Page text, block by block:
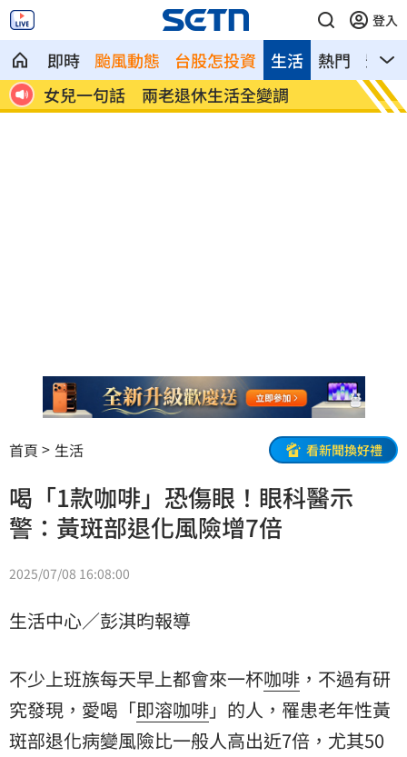
登入
即時 颱風動態 台股怎投資 熱門 影音
生活
女兒一句話 兩老退休生活全變調
記憶
襲
首頁 生活 看新聞換好禮
喝「1款咖啡」恐傷眼！眼科醫示
警：黃斑部退化風險增7倍
2025/07/08 16:08:00
生活中心／彭淇昀報導
不少上班族每天早上都會來一杯咖啡 ，不過有研
究發現，愛喝「即溶咖啡」的人，罹患老年性黃
斑部退化病變風險比一般人高出近7倍，尤其50